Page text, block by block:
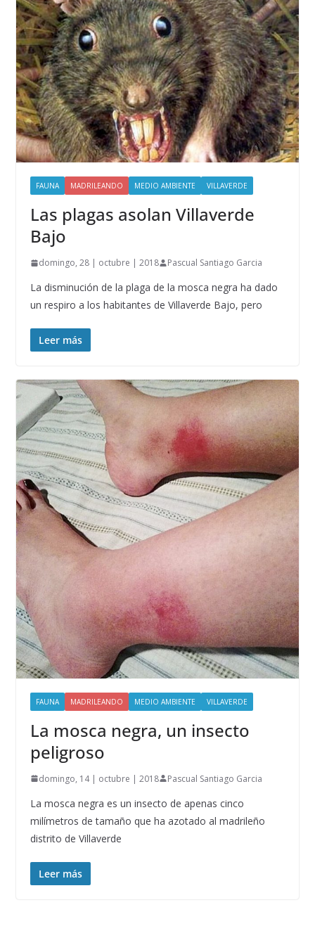
FAUNA MADRILEANDO MEDIO AMBIENTE VILLAVERDE
Las plagas asolan Villaverde
Bajo
domingo, 28 | octubre | 2018 Pascual Santiago Garcia
La disminución de la plaga de la mosca negra ha dado
un respiro a los habitantes de Villaverde Bajo, pero
Leer más
FAUNA MADRILEANDO MEDIO AMBIENTE VILLAVERDE
La mosca negra, un insecto
peligroso
domingo, 14 | octubre | 2018 Pascual Santiago Garcia
La mosca negra es un insecto de apenas cinco
milímetros de tamaño que ha azotado al madrileño
distrito de Villaverde
Leer más